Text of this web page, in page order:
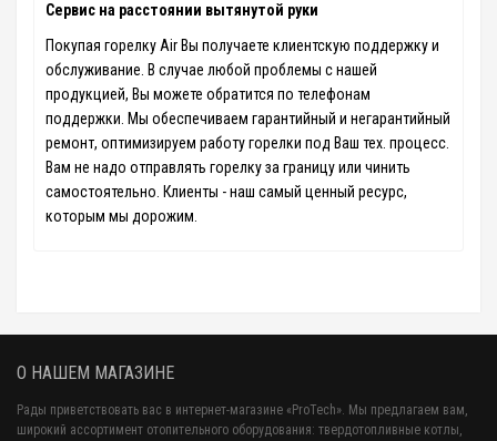
Сервис на расстоянии вытянутой руки
Покупая горелку Air Вы получаете клиентскую поддержку и
обслуживание. В случае любой проблемы с нашей
продукцией, Вы можете обратится по телефонам
поддержки. Мы обеспечиваем гарантийный и негарантийный
ремонт, оптимизируем работу горелки под Ваш тех. процесс.
Вам не надо отправлять горелку за границу или чинить
самостоятельно. Клиенты - наш самый ценный ресурс,
которым мы дорожим.
О НАШЕМ МАГАЗИНЕ
Рады приветствовать вас в интернет-магазине «ProTech». Мы предлагаем вам,
широкий ассортимент отопительного оборудования: твердотопливные котлы,